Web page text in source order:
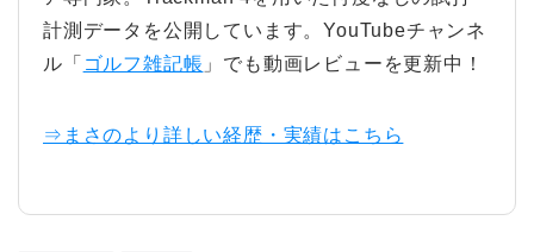
計測データを公開しています。YouTubeチャンネ
ル「 ゴルフ雑記帳 」でも動画レビューを更新中！
⇒まさのより詳しい経歴・実績はこちら